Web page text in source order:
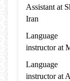
Assistant at
Iran
Language
instructor at
Language
instructor at